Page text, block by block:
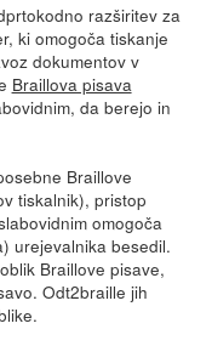
razširitev za
ki omogoča tiskanje
dokumentov v
Braillova pisava
da berejo in
Braillove
tiskalnik), pristop
omogoča
urejevalnika besedil.
Braillove pisave,
Odt2braille jih